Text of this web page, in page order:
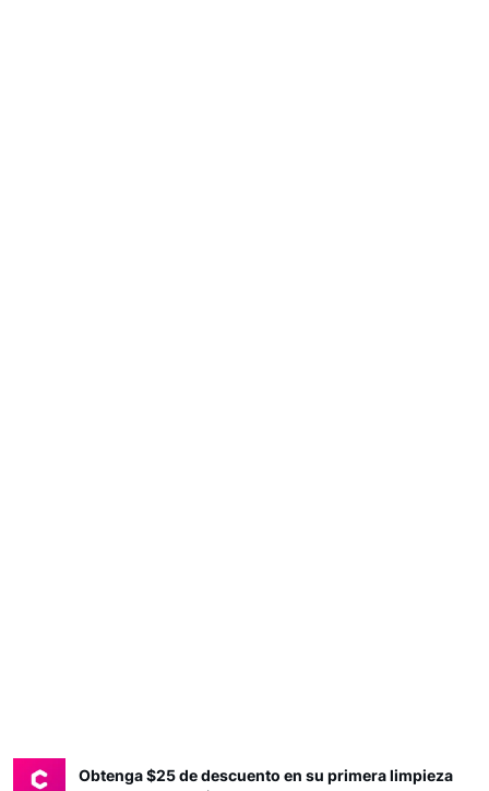
Obtenga $25 de descuento en su primera limpieza